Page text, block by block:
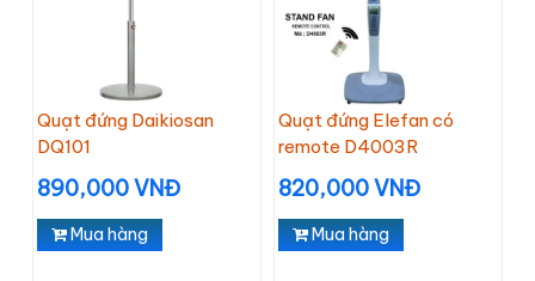
Quạt đứng Daikiosan
DQ101
890,000 VNĐ
Mua hàng
Quạt đứng Elefan có
remote D4003R
820,000 VNĐ
Mua hàng